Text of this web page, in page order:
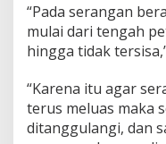
“Pada serangan
mulai dari tengah
hingga tidak
“Karena itu agar
terus meluas maka
ditanggulangi, dan